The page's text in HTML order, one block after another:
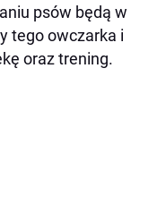
psów będą w
tego owczarka i
oraz trening.